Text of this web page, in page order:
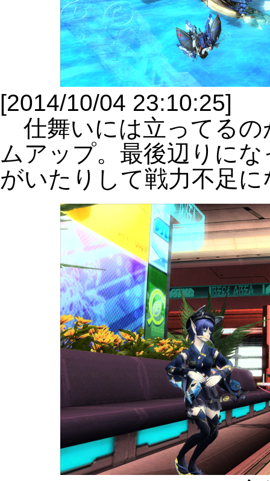
[2014/10/04 23:10:25]
仕舞いには立ってるの
ムアップ。最後辺りに
がいたりして戦力不足